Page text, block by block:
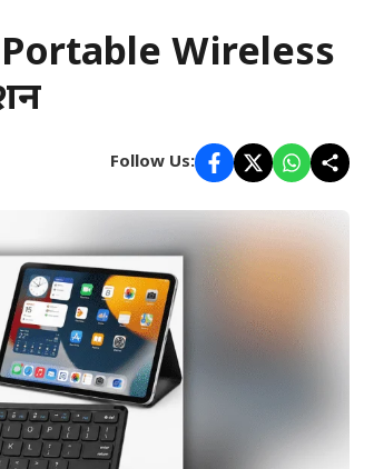
Wireless
Follow Us: